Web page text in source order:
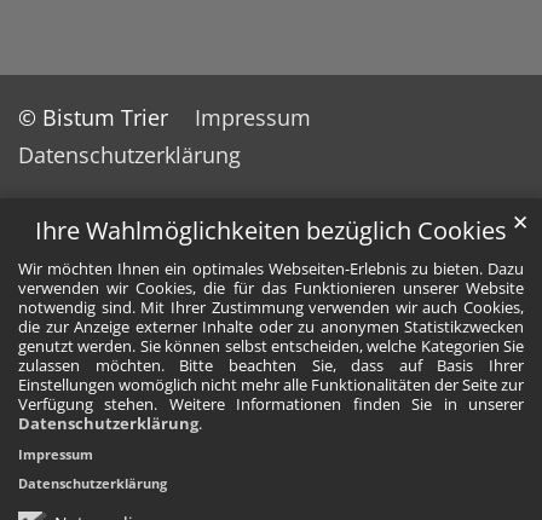
Ihre Wahlmöglichkeiten bezüglich Cookies
Wir möchten Ihnen ein optimales Webseiten-Erlebnis zu bieten. Dazu
verwenden wir Cookies, die für das Funktionieren unserer Website
notwendig sind. Mit Ihrer Zustimmung verwenden wir auch Cookies,
die zur Anzeige externer Inhalte oder zu anonymen Statistikzwecken
genutzt werden. Sie können selbst entscheiden, welche Kategorien Sie
zulassen möchten. Bitte beachten Sie, dass auf Basis Ihrer
Einstellungen womöglich nicht mehr alle Funktionalitäten der Seite zur
Verfügung stehen. Weitere Informationen finden Sie in unserer
Datenschutzerklärung.
✕
Impressum
Datenschutzerklärung
© Bistum Trier
Impressum
Datenschutzerklärung